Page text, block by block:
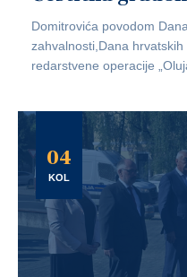
Domitrovića povodom
zahvalnosti,Dana
redarstvene operacije
04
KOL